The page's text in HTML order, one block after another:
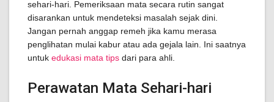
sehari-hari. Pemeriksaan mata secara rutin sangat
disarankan untuk mendeteksi masalah sejak dini.
Jangan pernah anggap remeh jika kamu merasa
penglihatan mulai kabur atau ada gejala lain. Ini saatnya
untuk edukasi mata tips dari para ahli.
Perawatan Mata Sehari-hari